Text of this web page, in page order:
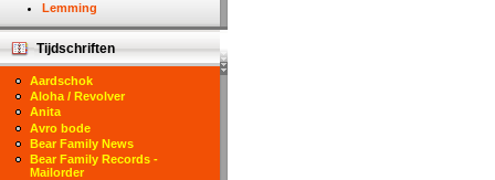
Lemming
Tijdschriften
Aardschok
Aloha / Revolver
Anita
Avro bode
Bear Family News
Bear Family Records -
Mailorder